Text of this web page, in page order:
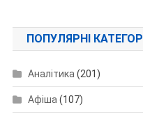
ПОПУЛЯРНІ КАТЕГОРІЇ
Аналітика(201)
Афіша(107)